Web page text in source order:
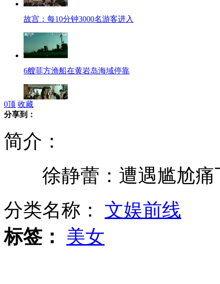
故宫：每10分钟3000名游客进入
6艘菲方渔船在黄岩岛海域停靠
湖南拟提拔任用“90后女副局长”后续
男子车祸后获超能 瞬间报出汉字笔画数
0顶 收藏
分享到：
简介：
徐静蕾：遭遇尴尬痛
分类名称： 文娱前线
标签：
美女